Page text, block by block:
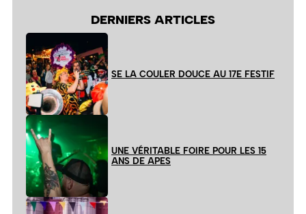
DERNIERS ARTICLES
SE LA COULER DOUCE AU 17E FESTIF
UNE VÉRITABLE FOIRE POUR LES 15
ANS DE APES